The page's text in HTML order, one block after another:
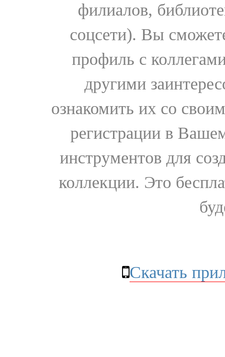
филиалов,
соцсети). Вы
профиль с
другими
ознакомить их со
регистрации в
инструментов для
коллекции. Это
Скачать